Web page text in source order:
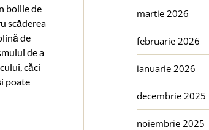
bolile de
scăderea
de
de a
căci
poate
martie 2026
februarie 2026
ianuarie 2026
decembrie 2025
noiembrie 2025